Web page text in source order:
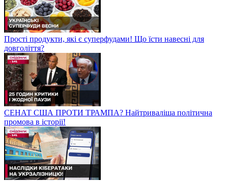
Прості продукти, які є суперфудами! Що їсти навесні для
довголіття?
СЕНАТ США ПРОТИ ТРАМПА? Найтриваліша політична
промова в історії!